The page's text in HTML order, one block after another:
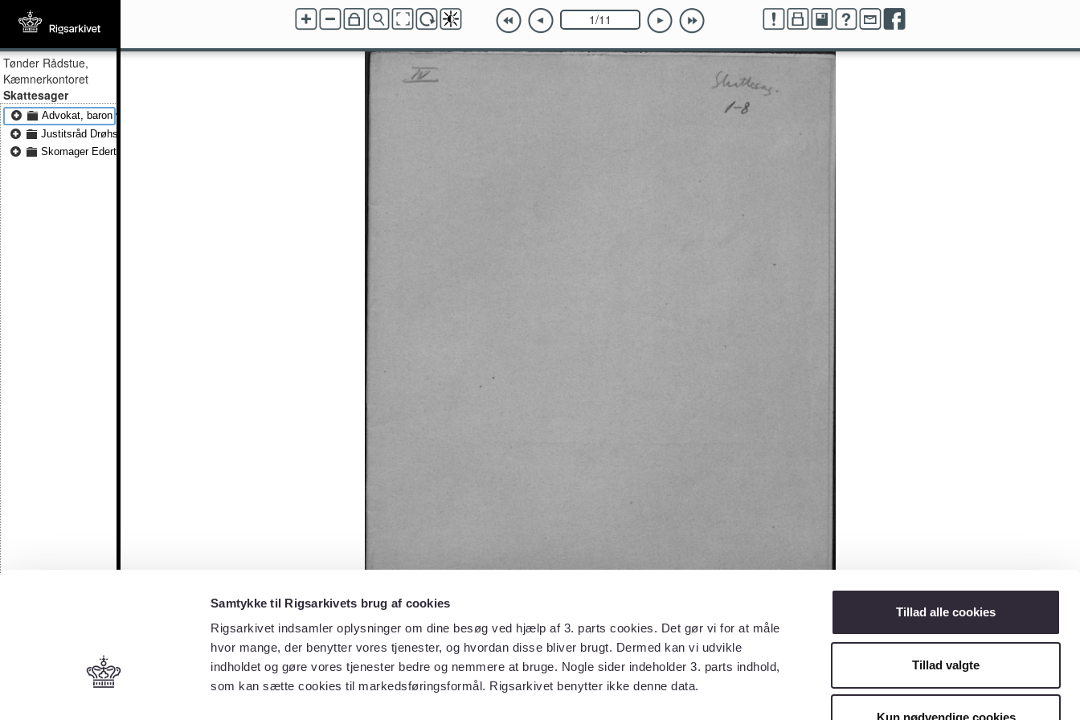
Samtykke til Rigsarkivets brug af cookies
Rigsarkivet indsamler oplysninger om dine besøg ved hjælp af 3. parts cookies. Det gør vi for at måle
hvor mange, der benytter vores tjenester, og hvordan disse bliver brugt. Dermed kan vi udvikle
indholdet og gøre vores tjenester bedre og nemmere at bruge. Nogle sider indeholder 3. parts indhold,
som kan sætte cookies til markedsføringsformål. Rigsarkivet benytter ikke denne data.
Tillad alle cookies
Tillad valgte
Kun nødvendige cookies
Tønder Rådstue,
Kæmnerkontoret
Skattesager
Advokat, baron von Eggers 1854
Justitsråd Drøhse 1852 - Justitsråd Drøhse 1854
Skomager Edert 1853 - Skomager Edert 1855